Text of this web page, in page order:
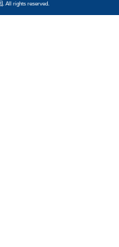
. All rights reserved.